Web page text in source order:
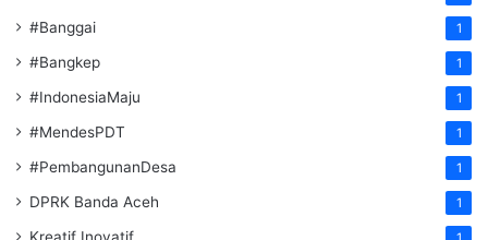
#Banggai 1
#Bangkep 1
#IndonesiaMaju 1
#MendesPDT 1
#PembangunanDesa 1
DPRK Banda Aceh 1
Kreatif Inovatif